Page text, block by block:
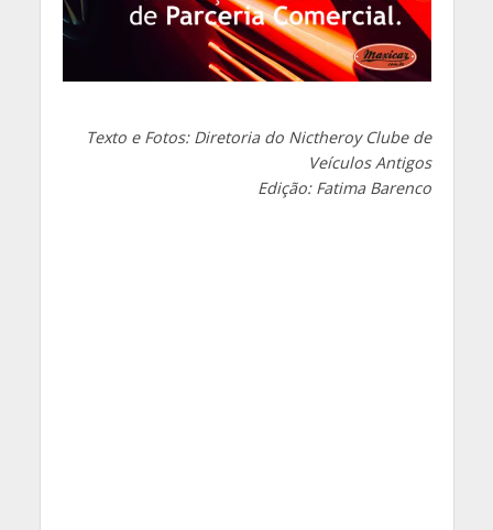
Texto e Fotos: Diretoria do Nictheroy Clube de
Veículos Antigos
Edição: Fatima Barenco